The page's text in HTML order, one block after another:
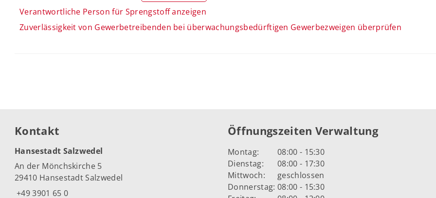
Verantwortliche Person für Sprengstoff anzeigen
Zuverlässigkeit von Gewerbetreibenden bei überwachungsbedürftigen Gewerbezweigen überprüfen
Kontakt
Hansestadt Salzwedel
An der Mönchskirche 5
29410 Hansestadt Salzwedel
+49 3901 65 0
Öffnungszeiten Verwaltung
Montag:
08:00 - 15:30
Dienstag:
08:00 - 17:30
Mittwoch:
geschlossen
Donnerstag: 08:00 - 15:30